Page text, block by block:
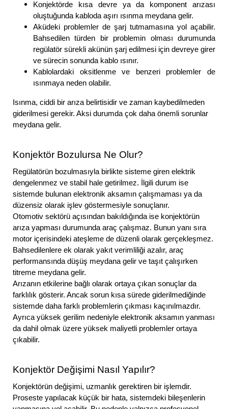
Konjektörde kısa devre ya da komponent arızası
oluştuğunda kabloda aşırı ısınma meydana gelir.
Aküdeki problemler de şarj tutmamasına yol açabilir.
Bahsedilen türden bir problemin olması durumunda
regülatör sürekli akünün şarj edilmesi için devreye girer
ve sürecin sonunda kablo ısınır.
Kablolardaki oksitlenme ve benzeri problemler de
ısınmaya neden olabilir.
Isınma, ciddi bir arıza belirtisidir ve zaman kaybedilmeden
giderilmesi gerekir. Aksi durumda çok daha önemli sorunlar
meydana gelir.
Konjektör Bozulursa Ne Olur?
Regülatörün bozulmasıyla birlikte sisteme giren elektrik
dengelenmez ve stabil hale getirilmez. İlgili durum ise
sistemde bulunan elektronik aksamın çalışmaması ya da
düzensiz olarak işlev göstermesiyle sonuçlanır.
Otomotiv sektörü açısından bakıldığında ise konjektörün
arıza yapması durumunda araç çalışmaz. Bunun yanı sıra
motor içerisindeki ateşleme de düzenli olarak gerçekleşmez.
Bahsedilenlere ek olarak yakıt verimliliği azalır, araç
performansında düşüş meydana gelir ve taşıt çalışırken
titreme meydana gelir.
Arızanın etkilerine bağlı olarak ortaya çıkan sonuçlar da
farklılık gösterir. Ancak sorun kısa sürede giderilmediğinde
sistemde daha farklı problemlerin çıkması kaçınılmazdır.
Ayrıca yüksek gerilim nedeniyle elektronik aksamın yanması
da dahil olmak üzere yüksek maliyetli problemler ortaya
çıkabilir.
Konjektör Değişimi Nasıl Yapılır?
Konjektörün değişimi, uzmanlık gerektiren bir işlemdir.
Proseste yapılacak küçük bir hata, sistemdeki bileşenlerin